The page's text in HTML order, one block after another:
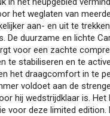
het weglaten van
aan- en uit te
De duurzame en lichte
voor een zachte
te stabiliseren en te
het draagcomfort in te
voldoet aan de
hij wedstrijdklaar is. Het
voor deze limited edition.